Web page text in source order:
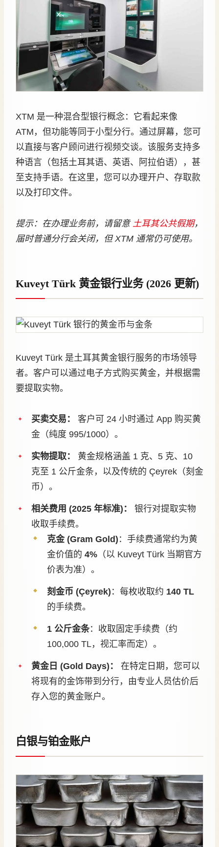
XTM 是一种混合型银行概念：它看起来像
ATM，但功能等同于小型分行。通过屏幕，您可
以直接与客户顾问进行视频交谈。该服务支持多
种语言（包括土耳其语、英语、阿拉伯语），甚
至支持手语。在这里，您可以办理开户、存取款
以及打印文件。
提示：在办理业务前，请留意 土耳其公共假期，
届时普通分行会关闭，但 XTM 通常仍可使用。
Kuveyt Türk 黄金银行业务 (2026 更新)
Kuveyt Türk 是土耳其黄金银行服务的市场领导
者。客户可以通过电子方式购买黄金，并根据需
要提取实物。
买卖交易：
客户可 24 小时通过 App 购买黄
金（纯度 995/1000）。
实物提取：
黄金规格涵盖 1 克、5 克、10
克至 1 公斤金条，以及传统的 Çeyrek（刻金
币）。
相关费用 (2025 年标准)：
银行对提取实物
收取手续费。
克金 (Gram Gold) ：手续费通常约为黄
金价值的 4% （以 Kuveyt Türk 当期官方
价表为准）。
刻金币 (Çeyrek) ：每枚收取约 140 TL
的手续费。
1 公斤金条：收取固定手续费（约
100,000 TL，视汇率而定）。
黄金日 (Gold Days)：
在特定日期，您可以
将现有的金饰带到分行，由专业人员估价后
存入您的黄金账户。
白银与铂金账户